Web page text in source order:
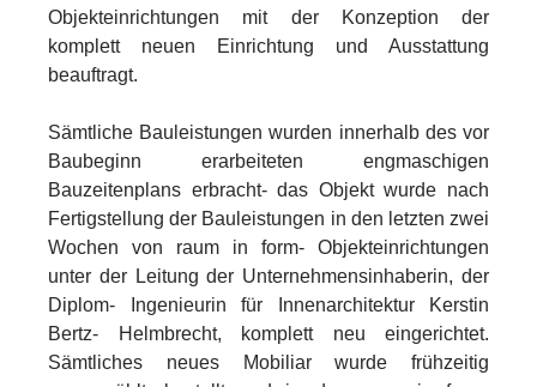
Objekteinrichtungen mit der Konzeption der
komplett neuen Einrichtung und Ausstattung
beauftragt.
Sämtliche Bauleistungen wurden innerhalb des vor
Baubeginn erarbeiteten engmaschigen
Bauzeitenplans erbracht- das Objekt wurde nach
Fertigstellung der Bauleistungen in den letzten zwei
Wochen von raum in form- Objekteinrichtungen
unter der Leitung der Unternehmensinhaberin, der
Diplom- Ingenieurin für Innenarchitektur Kerstin
Bertz- Helmbrecht, komplett neu eingerichtet.
Sämtliches neues Mobiliar wurde frühzeitig